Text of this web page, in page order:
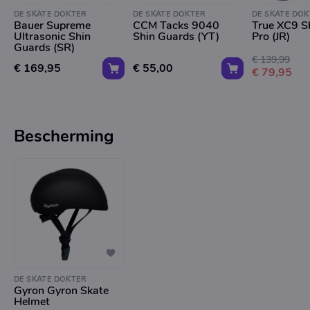
DE SKATE DOKTER
Bauer Supreme
Ultrasonic Shin
Guards (SR)
€ 169,95
DE SKATE DOKTER
CCM Tacks 9040
Shin Guards (YT)
€ 55,00
DE SKATE
True XC9
Pro (JR)
€ 139,99
€ 79,95
Bescherming
DE SKATE DOKTER
Gyron Gyron Skate
Helmet